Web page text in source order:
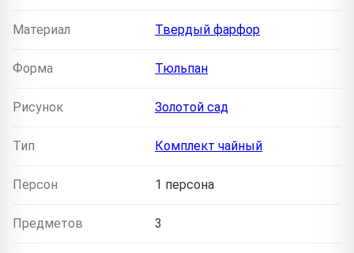
Материал Твердый фарфор
Форма Тюльпан
Рисунок Золотой сад
Тип Комплект чайный
Персон 1 персона
Предметов 3